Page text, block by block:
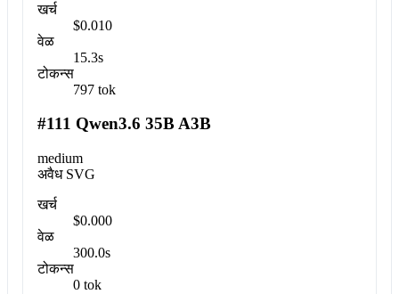
खर्च
$0.010
वेळ
15.3s
टोकन्स
797 tok
#111 Qwen3.6 35B A3B
medium
अवैध SVG
खर्च
$0.000
वेळ
300.0s
टोकन्स
0 tok